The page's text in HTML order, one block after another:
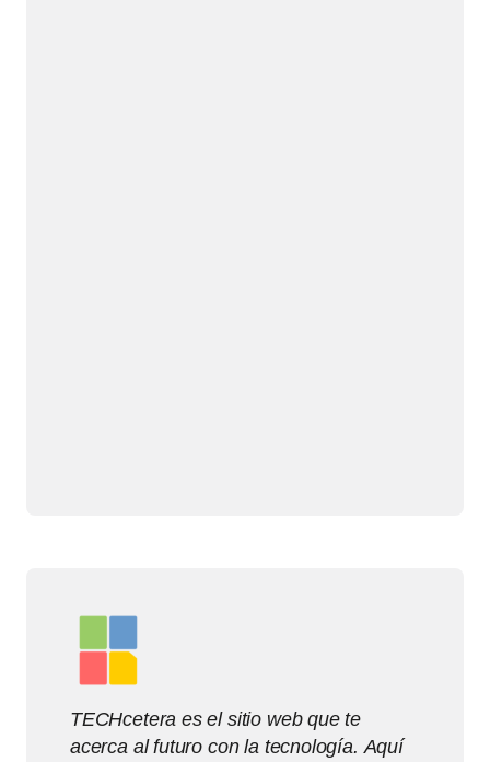
TECHcetera es el sitio web que te
acerca al futuro con la tecnología. Aquí